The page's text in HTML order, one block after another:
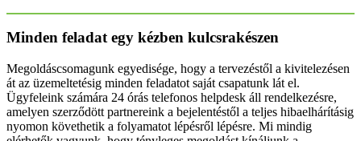
Minden feladat egy kézben kulcsrakészen
Megoldáscsomagunk egyedisége, hogy a tervezéstől a kivitelezésen
át az üzemeltetésig minden feladatot saját csapatunk lát el.
Ügyfeleink számára 24 órás telefonos helpdesk áll rendelkezésre,
amelyen szerződött partnereink a bejelentéstől a teljes hibaelhárításig
nyomon követhetik a folyamatot lépésről lépésre. Mi mindig